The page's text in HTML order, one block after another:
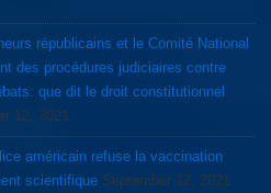
républicains et le Comité National
des procédures judiciaires contre
que dit le droit constitutionnel
12, 2021
américain refuse la vaccination
scientifique September 12, 2021